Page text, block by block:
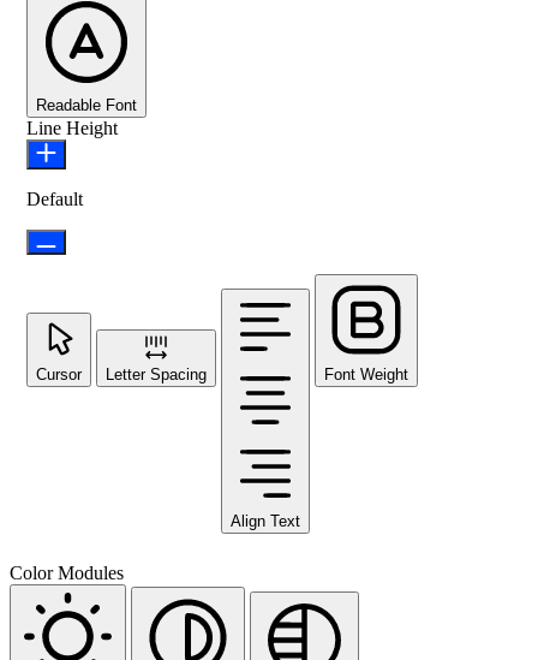
Readable Font
Line Height
Default
Cursor Letter Spacing
Align Text
Font Weight
Color Modules